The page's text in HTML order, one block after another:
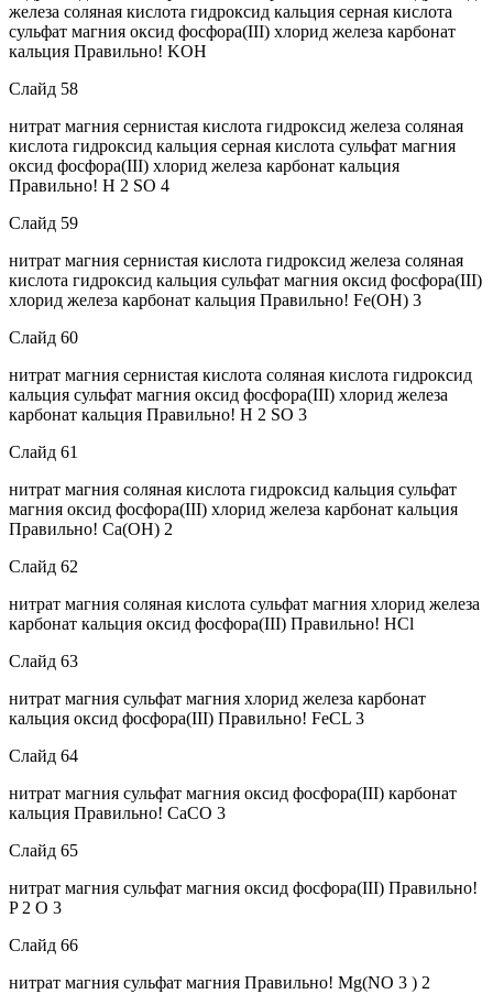
железа соляная кислота гидроксид кальция серная кислота
сульфат магния оксид фосфора(III) хлорид железа карбонат
кальция Правильно! KOH
Слайд 58
нитрат магния сернистая кислота гидроксид железа соляная
кислота гидроксид кальция серная кислота сульфат магния
оксид фосфора(III) хлорид железа карбонат кальция
Правильно! H 2 SO 4
Слайд 59
нитрат магния сернистая кислота гидроксид железа соляная
кислота гидроксид кальция сульфат магния оксид фосфора(III)
хлорид железа карбонат кальция Правильно! Fe(OH) 3
Слайд 60
нитрат магния сернистая кислота соляная кислота гидроксид
кальция сульфат магния оксид фосфора(III) хлорид железа
карбонат кальция Правильно! H 2 SO 3
Слайд 61
нитрат магния соляная кислота гидроксид кальция сульфат
магния оксид фосфора(III) хлорид железа карбонат кальция
Правильно! Ca(OH) 2
Слайд 62
нитрат магния соляная кислота сульфат магния хлорид железа
карбонат кальция оксид фосфора(III) Правильно! HCl
Слайд 63
нитрат магния сульфат магния хлорид железа карбонат
кальция оксид фосфора(III) Правильно! FeCL 3
Слайд 64
нитрат магния сульфат магния оксид фосфора(III) карбонат
кальция Правильно! CaCO 3
Слайд 65
нитрат магния сульфат магния оксид фосфора(III) Правильно!
P 2 O 3
Слайд 66
нитрат магния сульфат магния Правильно! Mg(NO 3 ) 2